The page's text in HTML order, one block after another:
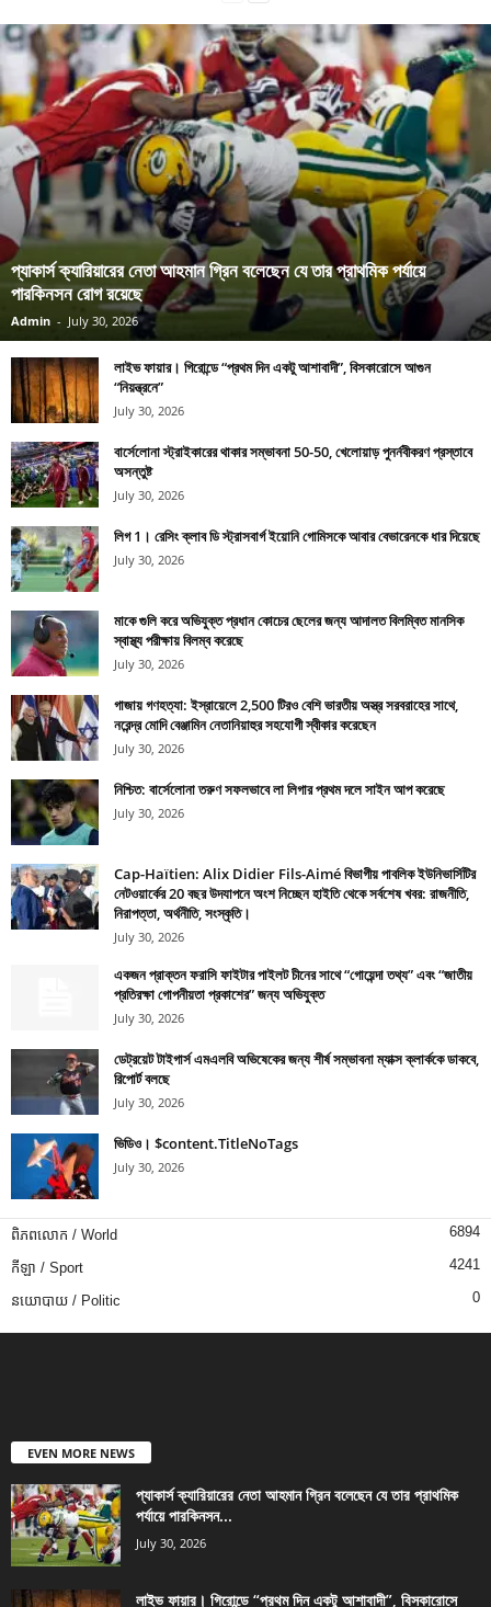
প্যাকার্স ক্যারিয়ারের নেতা আহমান গ্রিন বলেছেন যে তার প্রাথমিক পর্যায়ে
পারকিনসন রোগ রয়েছে
Admin - July 30, 2026
লাইভ ফায়ার। গিরোন্ডে “প্রথম দিন একটু আশাবাদী”, বিসকারোসে আগুন
“নিয়ন্ত্রনে”
July 30, 2026
বার্সেলোনা স্ট্রাইকারের থাকার সম্ভাবনা 50-50, খেলোয়াড় পুনর্নবীকরণ প্রস্তাবে
অসন্তুষ্ট
July 30, 2026
লিগ 1। রেসিং ক্লাব ডি স্ট্রাসবার্গ ইয়োনি গোমিসকে আবার বেভারেনকে ধার দিয়েছে
July 30, 2026
মাকে গুলি করে অভিযুক্ত প্রধান কোচের ছেলের জন্য আদালত বিলম্বিত মানসিক
স্বাস্থ্য পরীক্ষায় বিলম্ব করেছে
July 30, 2026
গাজায় গণহত্যা: ইস্রায়েলে 2,500 টিরও বেশি ভারতীয় অস্ত্র সরবরাহের সাথে,
নরেন্দ্র মোদি বেঞ্জামিন নেতানিয়াহুর সহযোগী স্বীকার করেছেন
July 30, 2026
নিশ্চিত: বার্সেলোনা তরুণ সফলভাবে লা লিগার প্রথম দলে সাইন আপ করেছে
July 30, 2026
Cap-Haïtien: Alix Didier Fils-Aimé বিভাগীয় পাবলিক ইউনিভার্সিটির
নেটওয়ার্কের 20 বছর উদযাপনে অংশ নিচ্ছেন হাইতি থেকে সর্বশেষ খবর: রাজনীতি,
নিরাপত্তা, অর্থনীতি, সংস্কৃতি।
July 30, 2026
একজন প্রাক্তন ফরাসি ফাইটার পাইলট চীনের সাথে “গোয়েন্দা তথ্য” এবং “জাতীয়
প্রতিরক্ষা গোপনীয়তা প্রকাশের” জন্য অভিযুক্ত
July 30, 2026
ডেট্রয়েট টাইগার্স এমএলবি অভিষেকের জন্য শীর্ষ সম্ভাবনা ম্যাক্স ক্লার্ককে ডাকবে,
রিপোর্ট বলছে
July 30, 2026
ভিডিও। $content.TitleNoTags
July 30, 2026
ពិភពលោក / World 6894
កីឡា / Sport 4241
នយោបាយ / Politic 0
EVEN MORE NEWS
প্যাকার্স ক্যারিয়ারের নেতা আহমান গ্রিন বলেছেন যে তার প্রাথমিক
পর্যায়ে পারকিনসন...
July 30, 2026
লাইভ ফায়ার। গিরোন্ডে “প্রথম দিন একটু আশাবাদী”, বিসকারোসে